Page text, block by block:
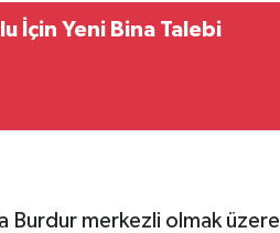
İçin Yeni Bina Talebi
Burdur merkezli olmak üzere